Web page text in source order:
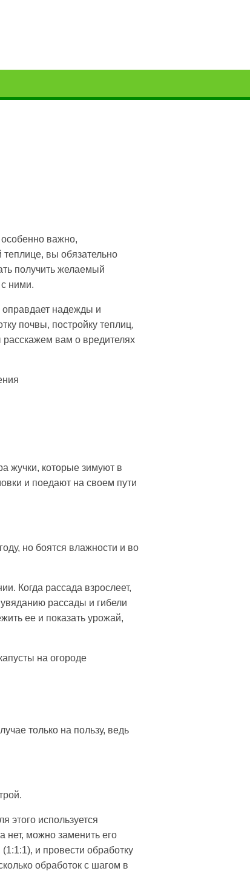
важно,
вы обязательно
получить желаемый
ними.
оправдает надежды и
почвы, постройку теплиц,
расскажем вам о вредителях
жучки, которые зимуют в
и поедают на своем пути
но боятся влажности и во
Когда рассада взрослеет,
рассады и гибели
ее и показать урожай,
на огороде
только на пользу, ведь
этого используется
нет, можно заменить его
и провести обработку
обработок с шагом в